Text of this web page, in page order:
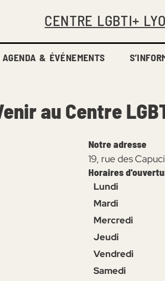
CENTRE LGBTI+
AGENDA & ÉVÉNEMENTS
au Centre
Notre adresse
19, rue des
Horaires
Lundi
Mardi
Mercredi
Jeudi
Vendredi
Samedi